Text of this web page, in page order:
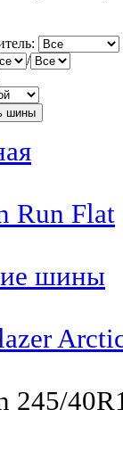
/
Run Flat
шины
245/